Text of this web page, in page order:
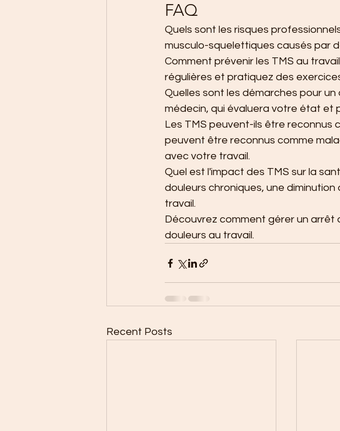
FAQ
Quels sont les risques
musculo-squelettiques causés par
Comment prévenir les TMS au
régulières et pratiquez des
Quelles sont les démarches pour
médecin, qui évaluera votre état et
Les TMS peuvent-ils être reconnus
peuvent être reconnus comme
avec votre travail.
Quel est l'impact des TMS sur la
douleurs chroniques, une
travail.
Découvrez comment gérer un arrêt
douleurs au travail.
Recent Posts